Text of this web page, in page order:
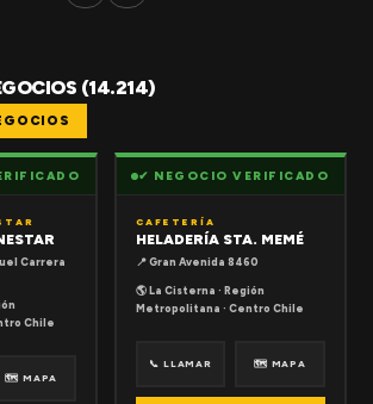
(14.214)
Carrera
Chile
🗺 MAPA
✔ NEGOCIO VERIFICADO
CAFETERÍA
HELADERÍA STA. MEMÉ
📍 Gran Avenida 8460
🌎 La Cisterna · Región
Metropolitana · Centro Chile
📞 LLAMAR 🗺 MAPA